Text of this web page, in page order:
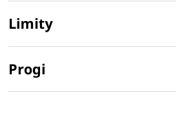
Limity
Progi